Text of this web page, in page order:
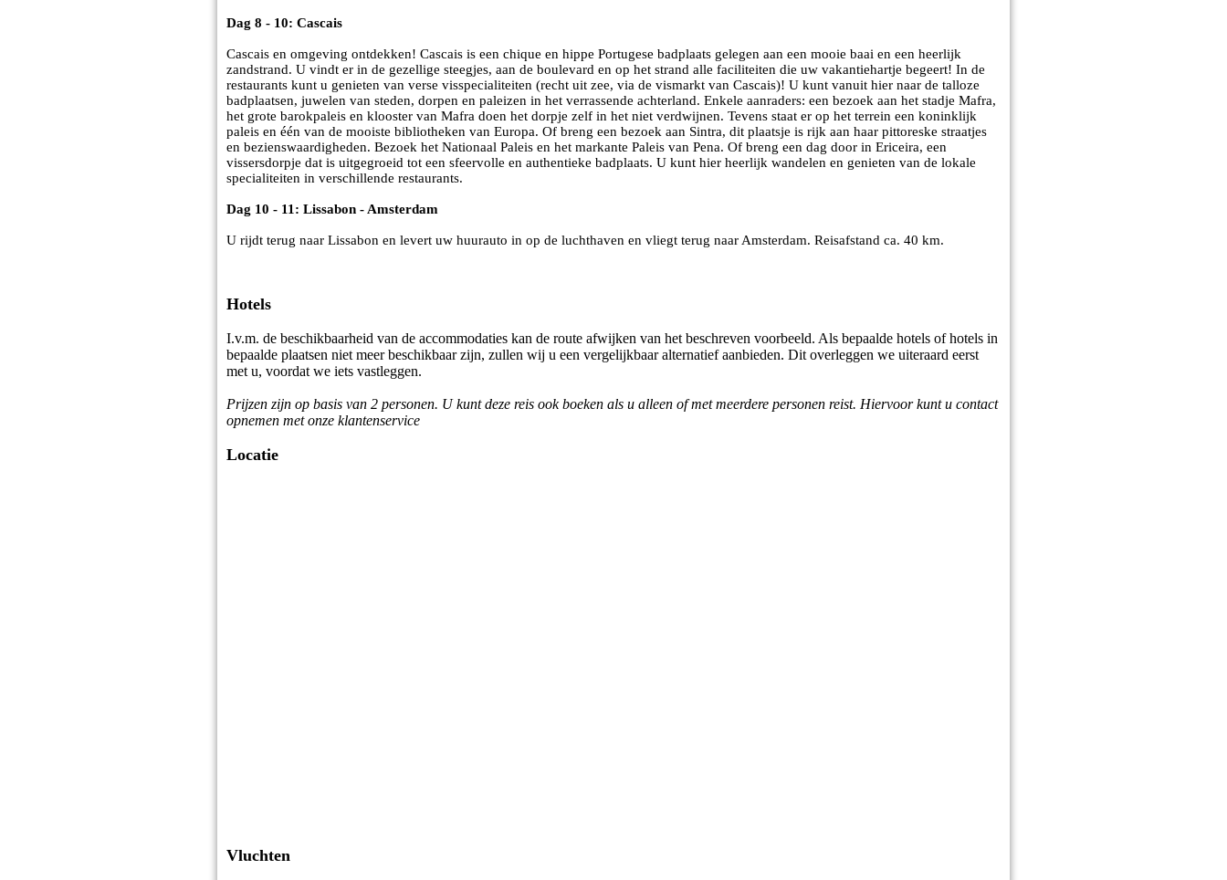
Dag 8 - 10: Cascais
Cascais en omgeving ontdekken! Cascais is een chique en hippe Portugese badplaats gelegen aan een mooie baai en een heerlijk
zandstrand. U vindt er in de gezellige steegjes, aan de boulevard en op het strand alle faciliteiten die uw vakantiehartje begeert! In de
restaurants kunt u genieten van verse visspecialiteiten (recht uit zee, via de vismarkt van Cascais)! U kunt vanuit hier naar de talloze
badplaatsen, juwelen van steden, dorpen en paleizen in het verrassende achterland. Enkele aanraders: een bezoek aan het stadje Mafra,
het grote barokpaleis en klooster van Mafra doen het dorpje zelf in het niet verdwijnen. Tevens staat er op het terrein een koninklijk
paleis en één van de mooiste bibliotheken van Europa. Of breng een bezoek aan Sintra, dit plaatsje is rijk aan haar pittoreske straatjes
en bezienswaardigheden. Bezoek het Nationaal Paleis en het markante Paleis van Pena. Of breng een dag door in Ericeira, een
vissersdorpje dat is uitgegroeid tot een sfeervolle en authentieke badplaats. U kunt hier heerlijk wandelen en genieten van de lokale
specialiteiten in verschillende restaurants.
Dag 10 - 11: Lissabon - Amsterdam
U rijdt terug naar Lissabon en levert uw huurauto in op de luchthaven en vliegt terug naar Amsterdam. Reisafstand ca. 40 km.
Hotels
I.v.m. de beschikbaarheid van de accommodaties kan de route afwijken van het beschreven voorbeeld. Als bepaalde hotels of hotels in
bepaalde plaatsen niet meer beschikbaar zijn, zullen wij u een vergelijkbaar alternatief aanbieden. Dit overleggen we uiteraard eerst
met u, voordat we iets vastleggen.
Prijzen zijn op basis van 2 personen. U kunt deze reis ook boeken als u alleen of met meerdere personen reist. Hiervoor kunt u contact
opnemen met onze klantenservice
Locatie
Vluchten